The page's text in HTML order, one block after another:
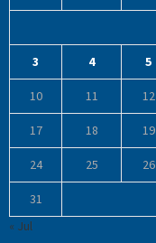
3 4 5
10 11 12
17 18 19
24 25 26
31
« Jul